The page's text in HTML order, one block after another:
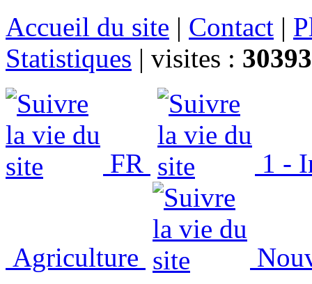
Accueil du site | Contact |
Statistiques | visites :
FR 1 -
Agriculture